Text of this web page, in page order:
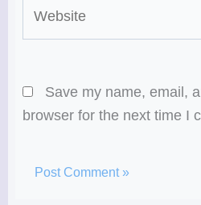
Save my name, email,
browser for the next time I